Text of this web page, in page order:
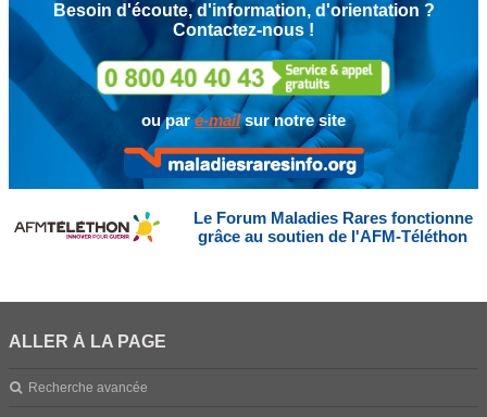
Besoin d'écoute, d'information, d'orientation ?
Contactez-nous !
ou pare-mailsur notre site
Le Forum Maladies Rares fonctionne
grâce au soutien de l'AFM-Téléthon
ALLER À LA PAGE
Recherche avancée